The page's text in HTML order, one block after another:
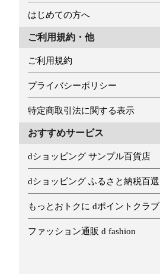
はじめての方へ
ご利用規約・他
ご利用規約
プライバシーポリシー
特定商取引法に関する表示
おすすめサービス
dショッピング サンプル百貨店
dショッピング ふるさと納税百選
もっとおトクに dポイントクラブ
ファッション通販 d fashion